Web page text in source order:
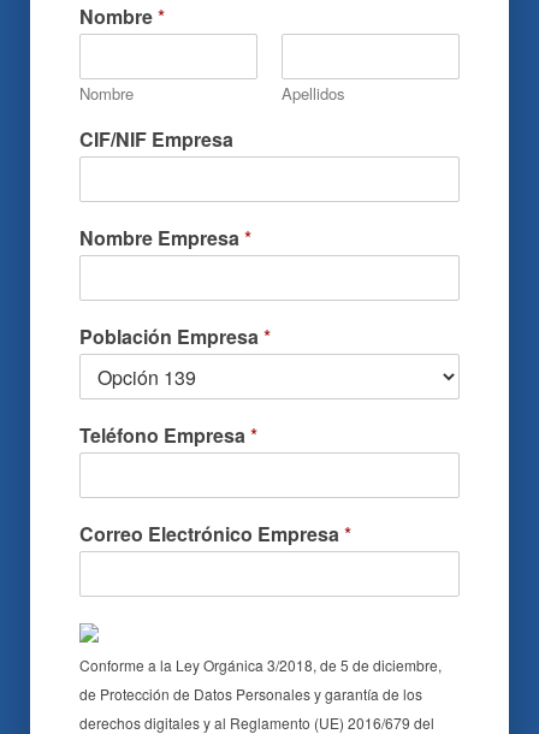
Nombre*
Nombre Apellidos
CIF/NIF Empresa
Nombre Empresa *
Población Empresa *
Teléfono Empresa *
Correo Electrónico Empresa *
Conforme a la Ley Orgánica 3/2018, de 5 de diciembre,
de Protección de Datos Personales y garantía de los
derechos digitales y al Reglamento (UE) 2016/679 del